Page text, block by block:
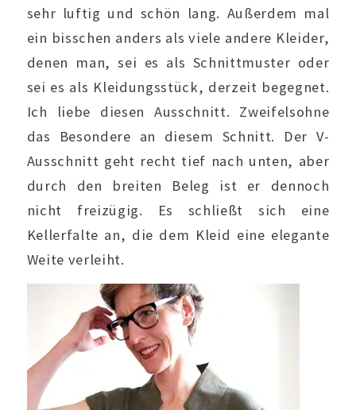
sehr luftig und schön lang. Außerdem mal
ein bisschen anders als viele andere Kleider,
denen man, sei es als Schnittmuster oder
sei es als Kleidungsstück, derzeit begegnet.
Ich liebe diesen Ausschnitt. Zweifelsohne
das Besondere an diesem Schnitt. Der V-
Ausschnitt geht recht tief nach unten, aber
durch den breiten Beleg ist er dennoch
nicht freizügig. Es schließt sich eine
Kellerfalte an, die dem Kleid eine elegante
Weite verleiht.